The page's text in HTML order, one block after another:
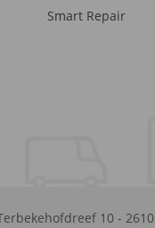
Smart Repair
10 - 2610